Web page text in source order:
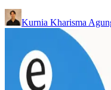
Kurnia Kharisma